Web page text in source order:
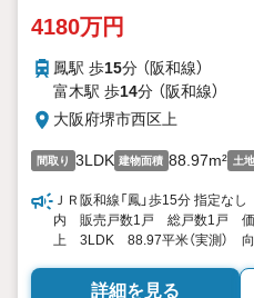
4180万円
鳳駅 歩15分 （阪和線）
富木駅 歩14分 （阪和線）
大阪府堺市西区上
間取り 3LDK 建物面積 88.97m² 土
ＪＲ阪和線「鳳」歩15分 指定
内 販売戸数1戸 総戸数1戸 価
上 3LDK 88.97平米（実測）
詳細を見る